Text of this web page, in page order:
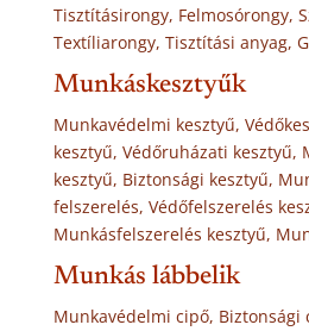
Tisztításirongy, Felmosórongy,
Textíliarongy, Tisztítási anyag,
Munkáskesztyűk
Munkavédelmi kesztyű,
kesztyű, Védőruházati kesztyű,
kesztyű, Biztonsági kesztyű,
felszerelés, Védőfelszerelés
Munkásfelszerelés kesztyű,
Munkás lábbelik
Munkavédelmi cipő, Biztonsági